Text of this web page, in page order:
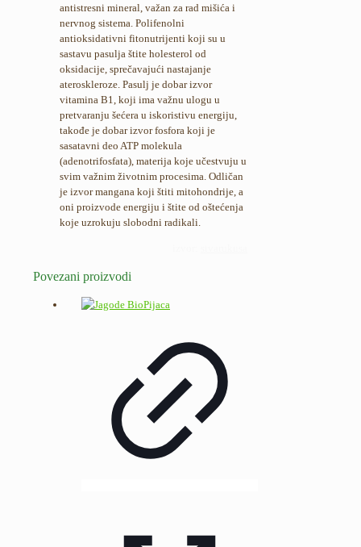
antistresni mineral, važan za rad mišića i
nervnog sistema. Polifenolni
antioksidativni fitonutrijenti koji su u
sastavu pasulja štite holesterol od
oksidacije, sprečavajući nastajanje
ateroskleroze. Pasulj je dobar izvor
vitamina B1, koji ima važnu ulogu u
pretvaranju šećera u iskoristivu energiju,
takođe je dobar izvor fosfora koji je
sasatavni deo ATP molekula
(adenotrifosfata), materija koje učestvuju u
svim važnim životnim procesima. Odličan
je izvor mangana koji štiti mitohondrije, a
oni proizvode energiju i štite od oštećenja
koje uzrokuju slobodni radikali.
Povezani proizvodi